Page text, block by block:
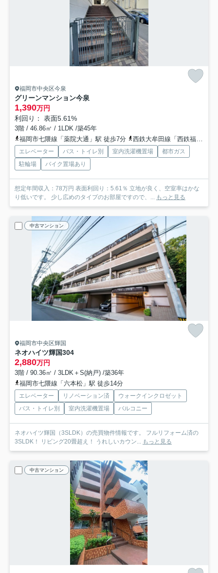
福岡市中央区今泉
グリーンマンション今泉
1,390万円
利回り： 表面5.61%
3階 / 46.86㎡ / 1LDK /築45年
福岡市七隈線「薬院大通」駅 徒歩7分
西鉄大牟田線「西鉄福岡（天神）」駅 徒歩8分
エレベーター バス・トイレ別 室内洗濯機置場
都市ガス
駐輪場
バイク置場あり
想定年間収入：78万円 表面利回り：5.61％ 立地が良く、空室率はかな
り低いです。 少し広めのタイプのお部屋ですので、... もっと見る
中古マンション
福岡市中央区輝国
ネオハイツ輝国304
2,880万円
3階 / 90.36㎡ / 3LDK＋S(納戸) /築36年
福岡市七隈線「六本松」駅 徒歩14分
エレベーター リノベーション済
ウォークインクロゼット
バス・トイレ別
室内洗濯機置場 バルコニー
ネオハイツ輝国（3SLDK）の売買物件情報です。 フルリフォーム済の
3SLDK！ リビング20畳超え！ うれしいカウン... もっと見る
中古マンション